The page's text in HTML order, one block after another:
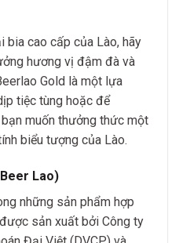
bia cao cấp của Lào, hãy
hương vị đậm đà và
Gold là một lựa
tiệc tùng hoặc để
muốn thưởng thức một
biểu tượng của Lào.
Lao)
những sản phẩm hợp
sản xuất bởi Công ty